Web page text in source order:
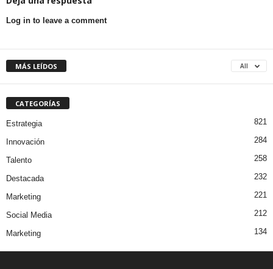
Log in to leave a comment
MÁS LEÍDOS All
CATEGORÍAS
Estrategia 821
Innovación 284
Talento 258
Destacada 232
Marketing 221
Social Media 212
Marketing 134